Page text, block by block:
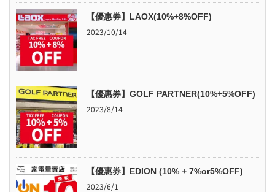
【優惠券】LAOX(10%+8%OFF)
2023/10/14
【優惠券】GOLF PARTNER(10%+5%OFF)
2023/8/14
【優惠券】EDION (10% + 7%or5%OFF)
2023/6/1